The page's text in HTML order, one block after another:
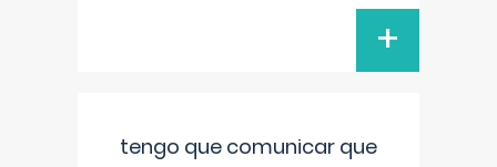
+
tengo que comunicar que